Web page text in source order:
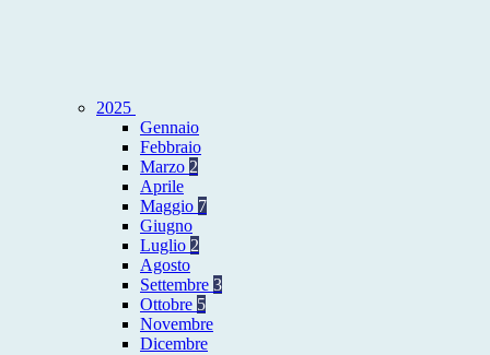
2025
Gennaio
Febbraio
Marzo 2
Aprile
Maggio 7
Giugno
Luglio 2
Agosto
Settembre 3
Ottobre 5
Novembre
Dicembre